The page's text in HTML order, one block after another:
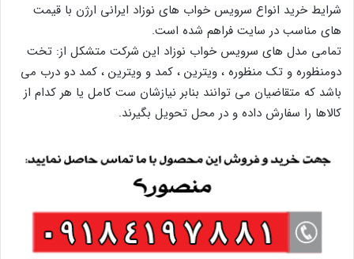
شرایط خرید انواع سرویس خواب های نوزاد ایرانی ارژن با قیمت
های مناسب در سایت فراهم شده است.
تمامی مدل های سرویس خواب نوزاد این شرکت متشکل از: تخت
دومنظوره و تک منظوره ، ویترین ، کمد و ویترین ، کمد دو درب می
باشد که متقاضیان می توانند بنابر نیازشان ست کامل یا هر کدام از
کالاها را سفارش داده و در محل تحویل بگیرند.